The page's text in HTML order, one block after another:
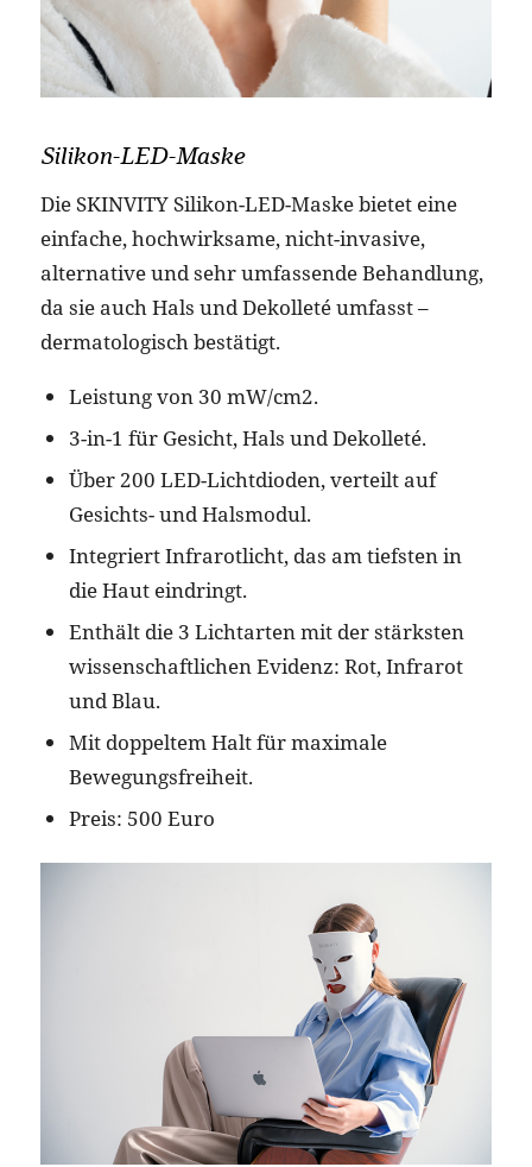
Silikon-LED-Maske
Die SKINVITY Silikon-LED-Maske bietet eine
einfache, hochwirksame, nicht-invasive,
alternative und sehr umfassende Behandlung,
da sie auch Hals und Dekolleté umfasst –
dermatologisch bestätigt.
Leistung von 30 mW/cm2.
3-in-1 für Gesicht, Hals und Dekolleté.
Über 200 LED-Lichtdioden, verteilt auf
Gesichts- und Halsmodul.
Integriert Infrarotlicht, das am tiefsten in
die Haut eindringt.
Enthält die 3 Lichtarten mit der stärksten
wissenschaftlichen Evidenz: Rot, Infrarot
und Blau.
Mit doppeltem Halt für maximale
Bewegungsfreiheit.
Preis: 500 Euro